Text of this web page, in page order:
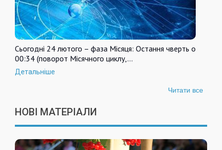
Сьогодні 24 лютого – фаза Місяця: Остання чверть о
00:34 (поворот Місячного циклу,…
Детальніше
Читати все
НОВІ МАТЕРІАЛИ